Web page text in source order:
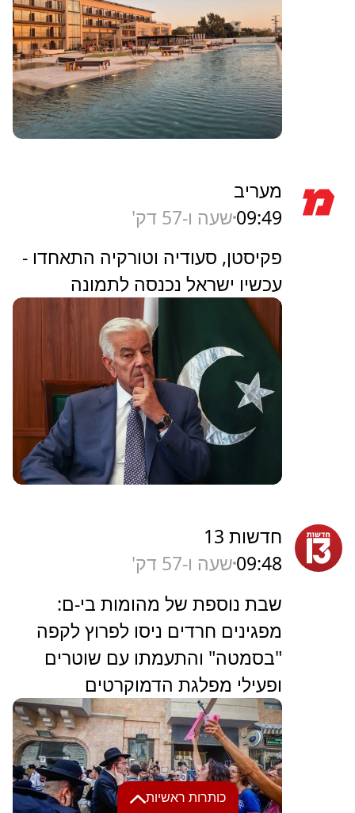
כותרות ראשיות
מעריב
09:49שעה ו-57 דק'
פקיסטן, סעודיה וטורקיה התאחדו -
עכשיו ישראל נכנסה לתמונה
חדשות 13
09:48שעה ו-57 דק'
שבת נוספת של מהומות בי-ם:
מפגינים חרדים ניסו לפרוץ לקפה
"בסמטה" והתעמתו עם שוטרים
ופעילי מפלגת הדמוקרטים